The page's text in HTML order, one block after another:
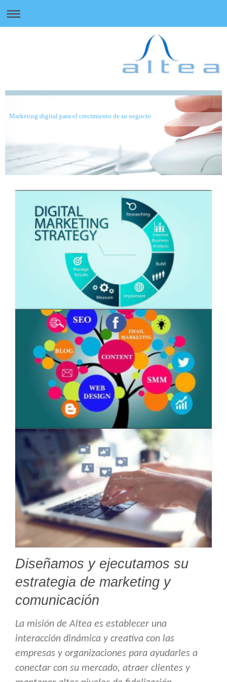
Marketing digital para el crecimiento de su negocio
Diseñamos y ejecutamos su
estrategia de marketing y
comunicación
La misión de Altea es establecer una
interacción dinámica y creativa con las
empresas y organizaciones para ayudarles a
conectar con su mercado, atraer clientes y